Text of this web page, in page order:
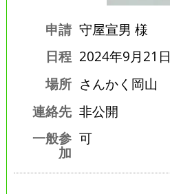
申請 守屋宣男 様
日程 2024年9月21日
場所 さんかく岡山
連絡先 非公開
一般参
加
可